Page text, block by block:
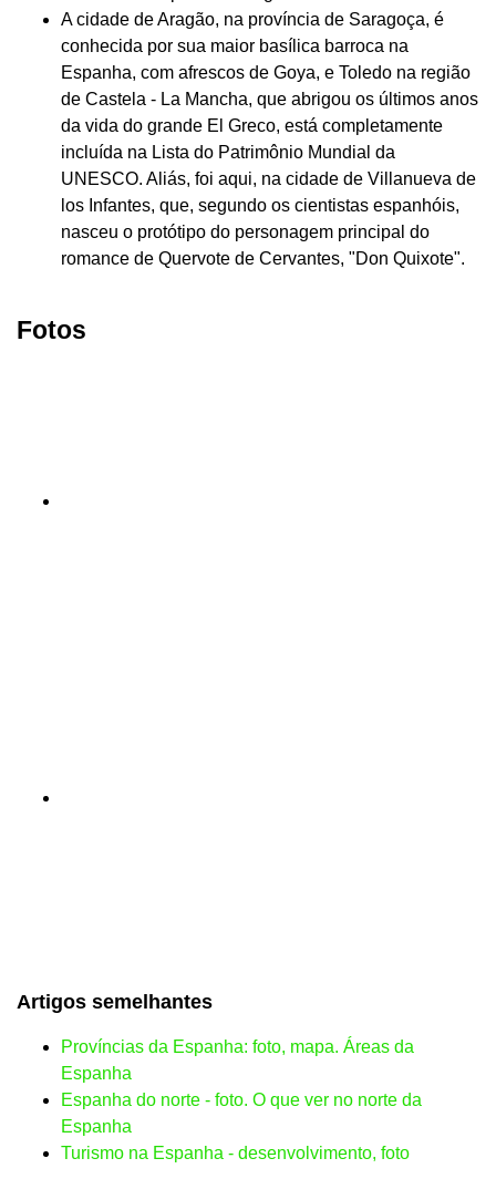
A cidade de Aragão, na província de Saragoça, é
conhecida por sua maior basílica barroca na
Espanha, com afrescos de Goya, e Toledo na região
de Castela - La Mancha, que abrigou os últimos anos
da vida do grande El Greco, está completamente
incluída na Lista do Patrimônio Mundial da
UNESCO. Aliás, foi aqui, na cidade de Villanueva de
los Infantes, que, segundo os cientistas espanhóis,
nasceu o protótipo do personagem principal do
romance de Quervote de Cervantes, "Don Quixote".
Fotos
Artigos semelhantes
Províncias da Espanha: foto, mapa. Áreas da
Espanha
Espanha do norte - foto. O que ver no norte da
Espanha
Turismo na Espanha - desenvolvimento, foto